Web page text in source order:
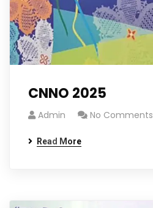
CNNO 2025
Admin No Comments
Read More